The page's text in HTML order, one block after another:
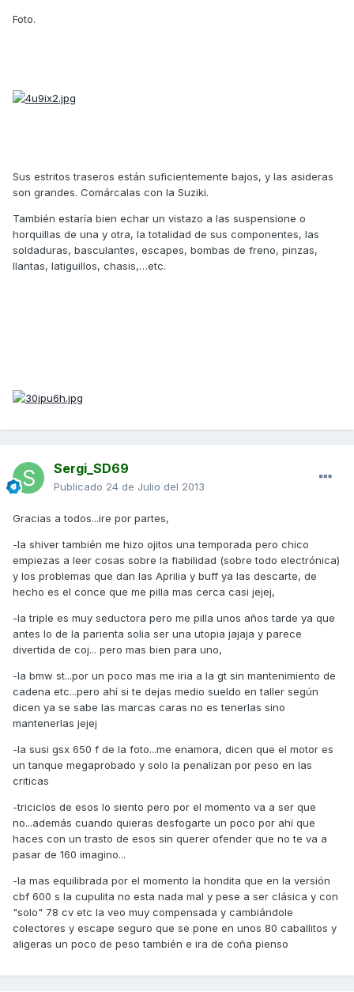
Foto.
Sus estritos traseros están suficientemente bajos, y las asideras
son grandes. Comárcalas con la Suziki.
También estaría bien echar un vistazo a las suspensione o
horquillas de una y otra, la totalidad de sus componentes, las
soldaduras, basculantes, escapes, bombas de freno, pinzas,
llantas, latiguillos, chasis,…etc.
Sergi_SD69
Publicado 24 de Julio del 2013
Gracias a todos...ire por partes,
-la shiver también me hizo ojitos una temporada pero chico
empiezas a leer cosas sobre la fiabilidad (sobre todo electrónica)
y los problemas que dan las Aprilia y buff ya las descarte, de
hecho es el conce que me pilla mas cerca casi jejej,
-la triple es muy seductora pero me pilla unos años tarde ya que
antes lo de la parienta solia ser una utopia jajaja y parece
divertida de coj... pero mas bien para uno,
-la bmw st...por un poco mas me iria a la gt sin mantenimiento de
cadena etc...pero ahí si te dejas medio sueldo en taller según
dicen ya se sabe las marcas caras no es tenerlas sino
mantenerlas jejej
-la susi gsx 650 f de la foto...me enamora, dicen que el motor es
un tanque megaprobado y solo la penalizan por peso en las
criticas
-triciclos de esos lo siento pero por el momento va a ser que
no...además cuando quieras desfogarte un poco por ahí que
haces con un trasto de esos sin querer ofender que no te va a
pasar de 160 imagino...
-la mas equilibrada por el momento la hondita que en la versión
cbf 600 s la cupulita no esta nada mal y pese a ser clásica y con
"solo" 78 cv etc la veo muy compensada y cambiándole
colectores y escape seguro que se pone en unos 80 caballitos y
aligeras un poco de peso también e ira de coña pienso